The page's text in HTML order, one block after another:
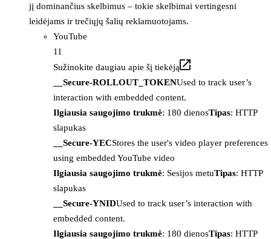
jį dominančius skelbimus – tokie skelbimai vertingesni
leidėjams ir trečiųjų šalių reklamuotojams.
YouTube
11
Sužinokite daugiau apie šį tiekėją
__Secure-ROLLOUT_TOKENUsed to track user’s
interaction with embedded content.
Ilgiausia saugojimo trukmė: 180 dienosTipas: HTTP
slapukas
__Secure-YECStores the user's video player preferences
using embedded YouTube video
Ilgiausia saugojimo trukmė: Sesijos metuTipas: HTTP
slapukas
__Secure-YNIDUsed to track user’s interaction with
embedded content.
Ilgiausia saugojimo trukmė: 180 dienosTipas: HTTP